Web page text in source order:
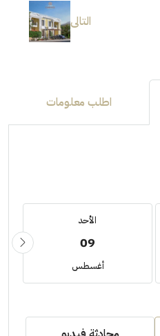
التالى
اطلب معلومات
الأحد
09
أغسطس